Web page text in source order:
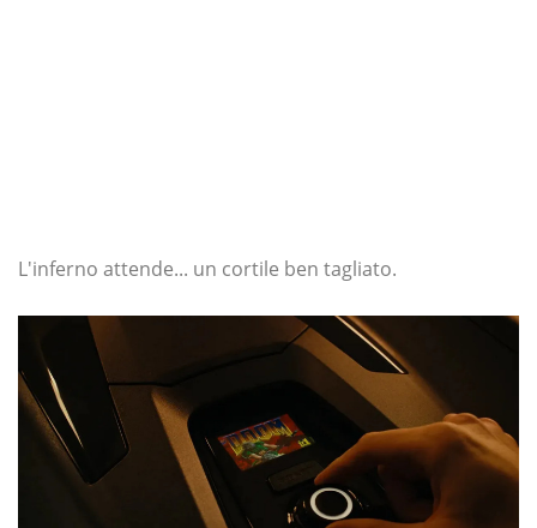
L'inferno attende... un cortile ben tagliato.